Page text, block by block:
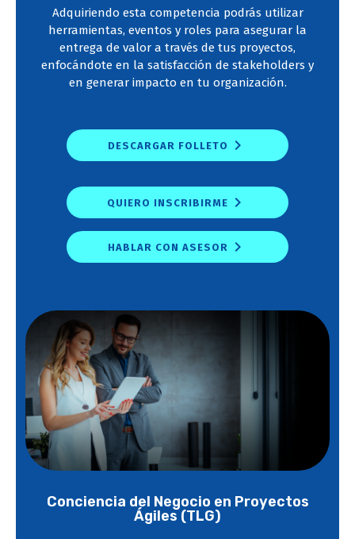
Adquiriendo esta competencia podrás utilizar
herramientas, eventos y roles para asegurar la
entrega de valor a través de tus proyectos,
enfocándote en la satisfacción de stakeholders y
en generar impacto en tu organización.
DESCARGAR FOLLETO
QUIERO INSCRIBIRME
HABLAR CON ASESOR
Conciencia del Negocio en Proyectos
Ágiles (TLG)